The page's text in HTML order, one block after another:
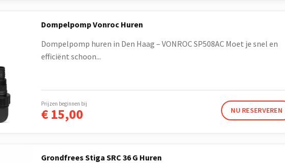
Dompelpomp Vonroc Huren
Dompelpomp huren in Den Haag – VONROC SP508AC Moet je snel en
efficiënt schoon...
€15,00
Prijzen beginnen bij
NU RESERVEREN
Grondfrees Stiga SRC 36 G Huren